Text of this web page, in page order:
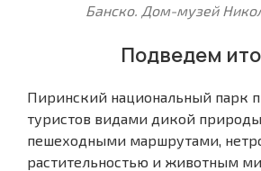
Банско. Дом-музей
Подведем
Пиринский национальный парк
туристов видами дикой
пешеходными маршрутами,
растительностью и животным